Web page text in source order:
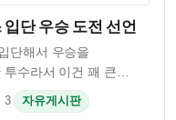
단 우승 도전 선언
단해서 우승을
투수라서 이건 꽤 큰
불구하고 여전히
토 입장에서는 유명
3· 자유게시판